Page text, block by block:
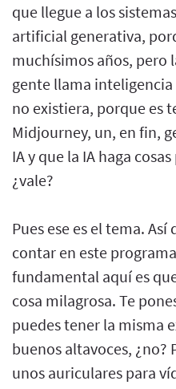
que llegue a los
artificial generativa,
muchísimos años, pero
gente llama
no existiera, porque es
Midjourney, un, en fin,
IA y que la IA haga
¿vale?
Pues ese es el tema.
contar en este
fundamental aquí es
cosa milagrosa. Te
puedes tener la misma
buenos altavoces, ¿no?
unos auriculares para